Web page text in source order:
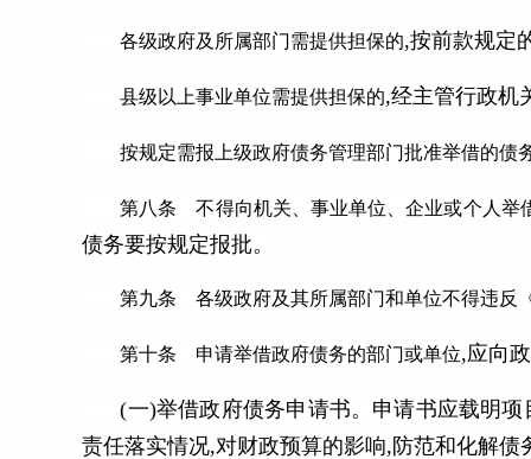
各级政府及所属部门需提供担保的,按前款规定
县级以上事业单位需提供担保的,经主管行政机
按规定需报上级政府债务管理部门批准举借的债
第八条 不得向机关、事业单位、企业或个人举
债务要按规定报批。
第九条 各级政府及其所属部门和单位不得违反《
第十条 申请举借政府债务的部门或单位,应向
(一)举借政府债务申请书。申请书应载明
责任落实情况,对财政预算的影响,防范和化解债